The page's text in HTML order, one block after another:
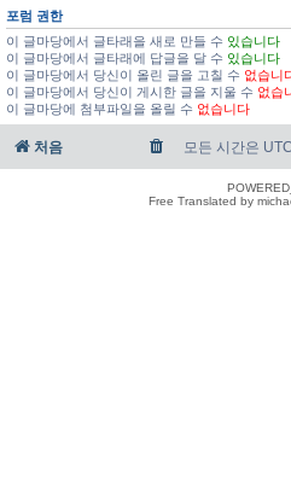
포럼 권한
이 글마당에서 글타래을 새로 만들 수 있습니다
이 글마당에서 글타래에 답글을 달 수 있습니다
이 글마당에서 당신이 올린 글을 고칠 수 없습니
이 글마당에서 당신이 게시한 글을 지울 수 없습
이 글마당에 첨부파일을 올릴 수 없습니다
처음 모든 시간은
Free Translated by